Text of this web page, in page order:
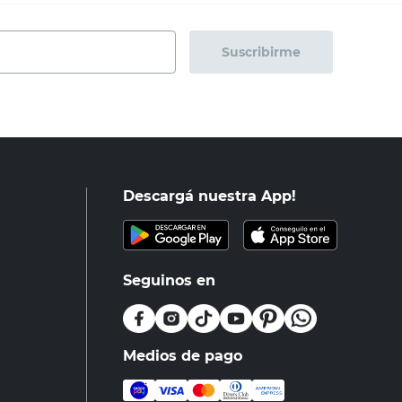
Suscribirme
Descargá nuestra App!
Seguinos en
Medios de pago